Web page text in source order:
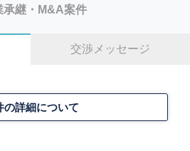
承継・M&A案件
交渉メッセージ
の詳細について